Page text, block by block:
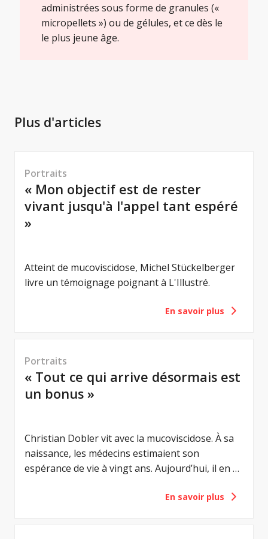
administrées sous forme de granules («
micropellets ») ou de gélules, et ce dès le
le plus jeune âge.
Plus d'articles
Portraits
« Mon objectif est de rester
vivant jusqu'à l'appel tant espéré
»
Atteint de mucoviscidose, Michel Stückelberger
livre un témoignage poignant à L'Illustré.
En savoir plus
Portraits
« Tout ce qui arrive désormais est
un bonus »
Christian Dobler vit avec la mucoviscidose. À sa
naissance, les médecins estimaient son
espérance de vie à vingt ans. Aujourd’hui, il en a
comme un cadeau – et comme uneEn savoir plus